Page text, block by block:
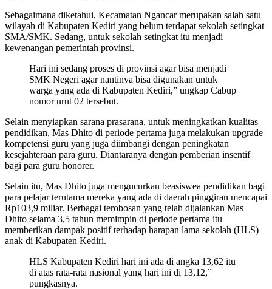
Sebagaimana diketahui, Kecamatan Ngancar merupakan salah satu
wilayah di Kabupaten Kediri yang belum terdapat sekolah setingkat
SMA/SMK. Sedang, untuk sekolah setingkat itu menjadi
kewenangan pemerintah provinsi.
Hari ini sedang proses di provinsi agar bisa menjadi
SMK Negeri agar nantinya bisa digunakan untuk
warga yang ada di Kabupaten Kediri,” ungkap Cabup
nomor urut 02 tersebut.
Selain menyiapkan sarana prasarana, untuk meningkatkan kualitas
pendidikan, Mas Dhito di periode pertama juga melakukan upgrade
kompetensi guru yang juga diimbangi dengan peningkatan
kesejahteraan para guru. Diantaranya dengan pemberian insentif
bagi para guru honorer.
Selain itu, Mas Dhito juga mengucurkan beasiswea pendidikan bagi
para pelajar terutama mereka yang ada di daerah pinggiran mencapai
Rp103,9 miliar. Berbagai terobosan yang telah dijalankan Mas
Dhito selama 3,5 tahun memimpin di periode pertama itu
memberikan dampak positif terhadap harapan lama sekolah (HLS)
anak di Kabupaten Kediri.
HLS Kabupaten Kediri hari ini ada di angka 13,62 itu
di atas rata-rata nasional yang hari ini di 13,12,”
pungkasnya.